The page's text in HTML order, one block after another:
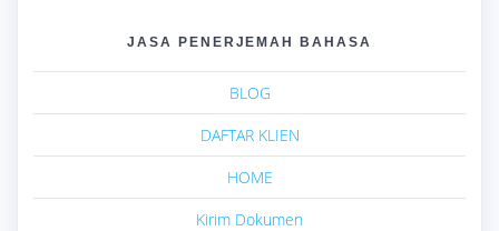
JASA PENERJEMAH BAHASA
BLOG
DAFTAR KLIEN
HOME
Kirim Dokumen